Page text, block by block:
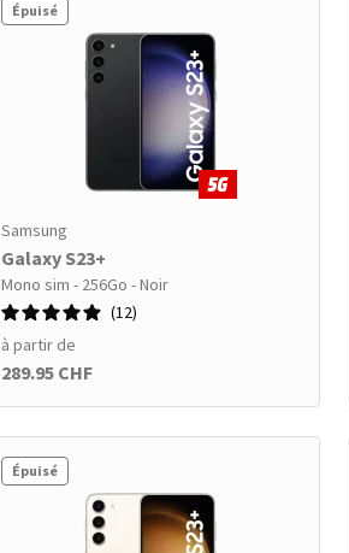
Épuisé
Samsung
Galaxy S23+
Mono sim - 256Go - Noir
12
à partir de
289.95 CHF
Épuisé